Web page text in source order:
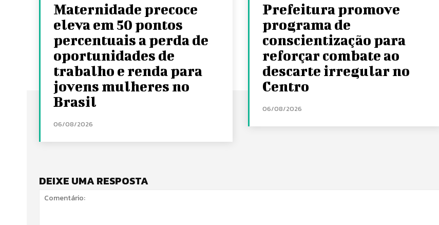
Maternidade precoce
eleva em 50 pontos
percentuais a perda de
oportunidades de
trabalho e renda para
jovens mulheres no
Brasil
06/08/2026
Prefeitura promove
programa de
conscientização para
reforçar combate ao
descarte irregular no
Centro
06/08/2026
DEIXE UMA RESPOSTA